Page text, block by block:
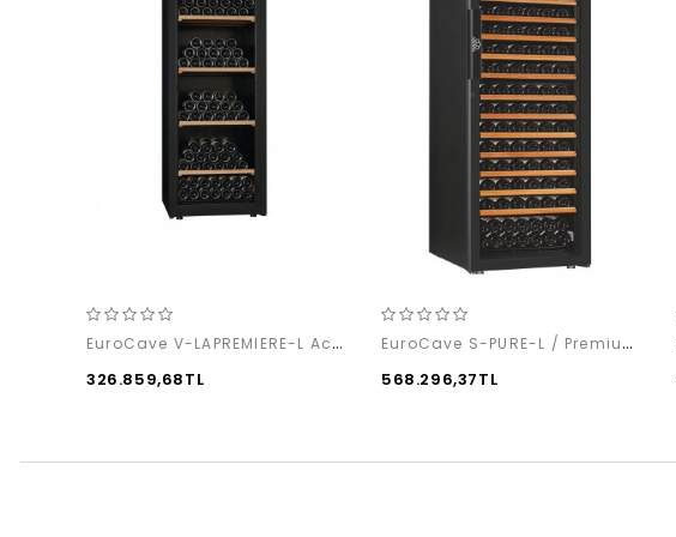
EuroCave V-LAPREMIERE-L Access Pack
326.859,68TL
EuroCave S-PURE-L / Premium Pack
568.296,37TL